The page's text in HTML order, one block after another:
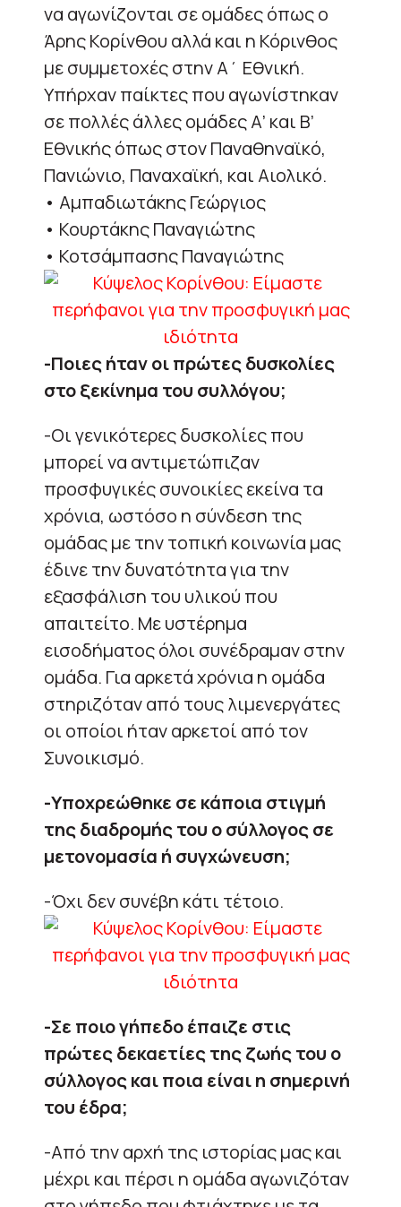
να αγωνίζονται σε ομάδες όπως ο
Άρης Κορίνθου αλλά και η Κόρινθος
με συμμετοχές στην Α΄ Εθνική.
Υπήρχαν παίκτες που αγωνίστηκαν
σε πολλές άλλες ομάδες Α’ και Β’
Εθνικής όπως στον Παναθηναϊκό,
Πανιώνιο, Παναχαϊκή, και Αιολικό.
• Αμπαδιωτάκης Γεώργιος
• Κουρτάκης Παναγιώτης
• Κοτσάμπασης Παναγιώτης
-Ποιες ήταν οι πρώτες δυσκολίες
στο ξεκίνημα του συλλόγου;
-Οι γενικότερες δυσκολίες που
μπορεί να αντιμετώπιζαν
προσφυγικές συνοικίες εκείνα τα
χρόνια, ωστόσο η σύνδεση της
ομάδας με την τοπική κοινωνία μας
έδινε την δυνατότητα για την
εξασφάλιση του υλικού που
απαιτείτο. Με υστέρημα
εισοδήματος όλοι συνέδραμαν στην
ομάδα. Για αρκετά χρόνια η ομάδα
στηριζόταν από τους λιμενεργάτες
οι οποίοι ήταν αρκετοί από τον
Συνοικισμό.
-Υποχρεώθηκε σε κάποια στιγμή
της διαδρομής του ο σύλλογος σε
μετονομασία ή συγχώνευση;
-Όχι δεν συνέβη κάτι τέτοιο.
-Σε ποιο γήπεδο έπαιζε στις
πρώτες δεκαετίες της ζωής του ο
σύλλογος και ποια είναι η σημερινή
του έδρα;
-Από την αρχή της ιστορίας μας και
μέχρι και πέρσι η ομάδα αγωνιζόταν